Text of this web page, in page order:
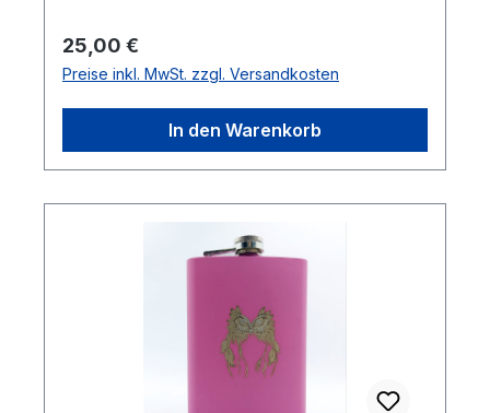
Regulärer Preis:
25,00 €
Preise inkl. MwSt. zzgl. Versandkosten
In den Warenkorb